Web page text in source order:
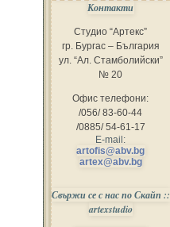
Контакти
Студио “Артекс”
гр. Бургас – България
ул. “Ал. Стамболийски”
№ 20
Офис телефони:
/056/ 83-60-44
/0885/ 54-61-17
E-mail:
artofis@abv.bg
artex@abv.bg
Свържи се с нас по Скайп ::
artexstudio